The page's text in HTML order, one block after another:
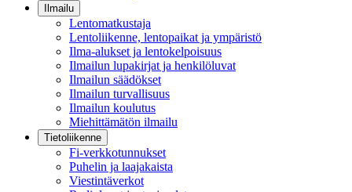
Ilmailu
Lentomatkustaja
Lentoliikenne, lentopaikat ja ympäristö
Ilma-alukset ja lentokelpoisuus
Ilmailun lupakirjat ja henkilöluvat
Ilmailun säädökset
Ilmailun turvallisuus
Ilmailun koulutus
Miehittämätön ilmailu
Tietoliikenne
Fi-verkkotunnukset
Puhelin ja laajakaista
Viestintäverkot